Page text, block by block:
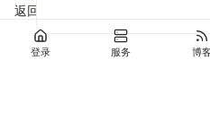
登录 服务 博
返回